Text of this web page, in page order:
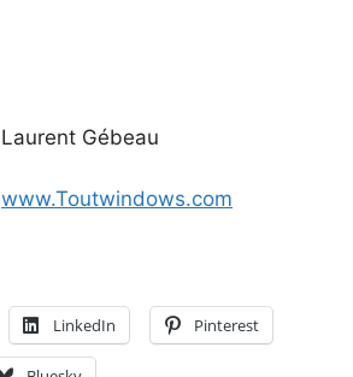
Laurent Gébeau
www.Toutwindows.com
LinkedIn Pinterest